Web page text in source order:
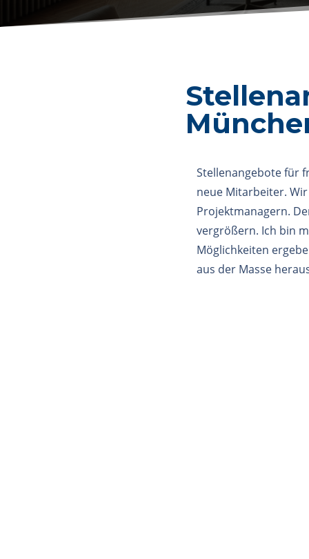
Stellenangebote für
neue Mitarbeiter.
Projektmanagern.
vergrößern. Ich bin
Möglichkeiten
aus der Masse